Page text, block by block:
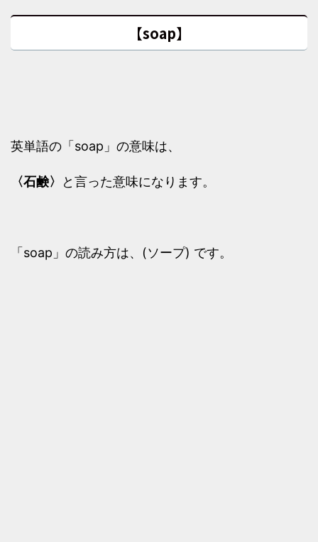
【soap】
英単語の「soap」の意味は、
〈石鹸〉 と言った意味になります。
「soap」の読み方は、(ソープ) です。